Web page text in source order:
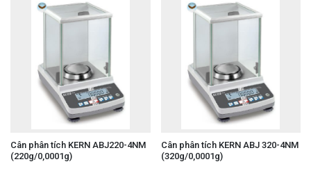
Cân phân tích KERN ABJ220-4NM
(220g/0,0001g)
Cân phân tích KERN ABJ 320-4NM
(320g/0,0001g)